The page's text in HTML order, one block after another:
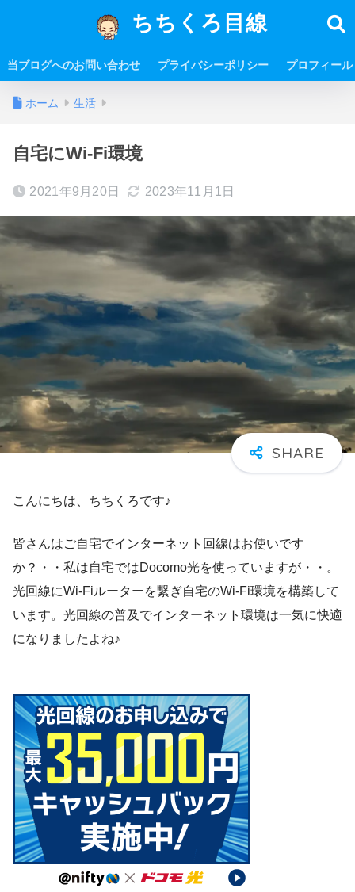
ちちくろ目線
当ブログへのお問い合わせ プライバシーポリシー プロフィール
ホーム 生活
自宅にWi-Fi環境
2021年9月20日 2023年11月1日
こんにちは、ちちくろです♪
皆さんはご自宅でインターネット回線はお使いです
か？・・私は自宅ではDocomo光を使っていますが・・。
光回線にWi-Fiルーターを繋ぎ自宅のWi-Fi環境を構築して
います。光回線の普及でインターネット環境は一気に快適
になりましたよね♪